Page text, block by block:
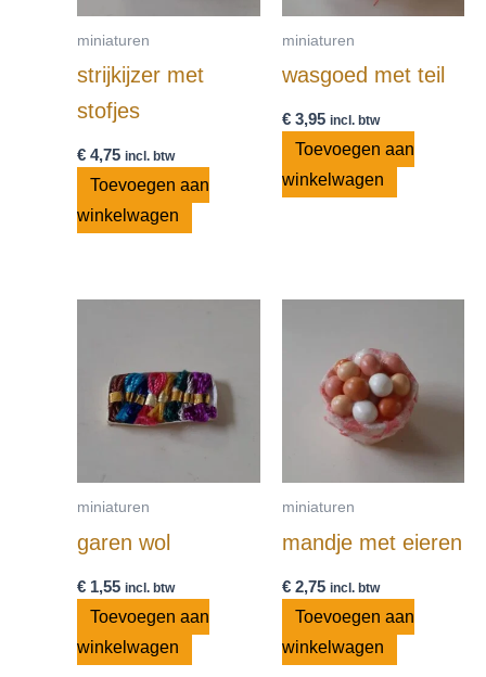
miniaturen
strijkijzer met
stofjes
€ 4,75 incl. btw
Toevoegen aan
winkelwagen
miniaturen
wasgoed met teil
€3,95 incl. btw
Toevoegen aan
winkelwagen
miniaturen
garen wol
€ 1,55 incl. btw
Toevoegen aan
winkelwagen
miniaturen
mandje met eieren
€2,75 incl. btw
Toevoegen aan
winkelwagen